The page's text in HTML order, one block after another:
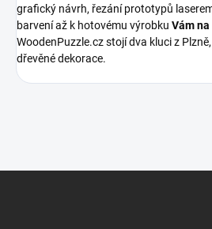
grafický návrh, řezání prototypů
barvení až k hotovému výrobku Vám
WoodenPuzzle.cz stojí dva kluci z
dřevěné dekorace.